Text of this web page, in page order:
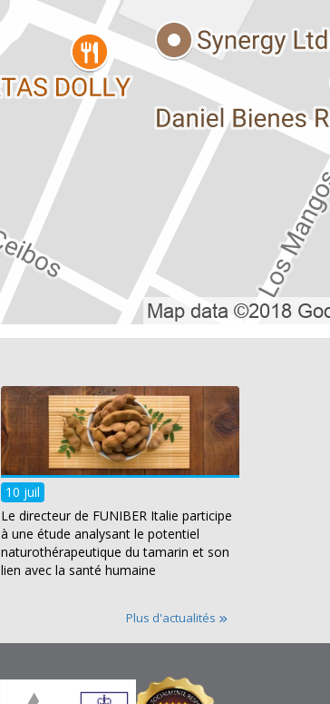
10 juil
Le directeur de FUNIBER Italie participe
à une étude analysant le potentiel
naturothérapeutique du tamarin et son
lien avec la santé humaine
Plus d'actualités